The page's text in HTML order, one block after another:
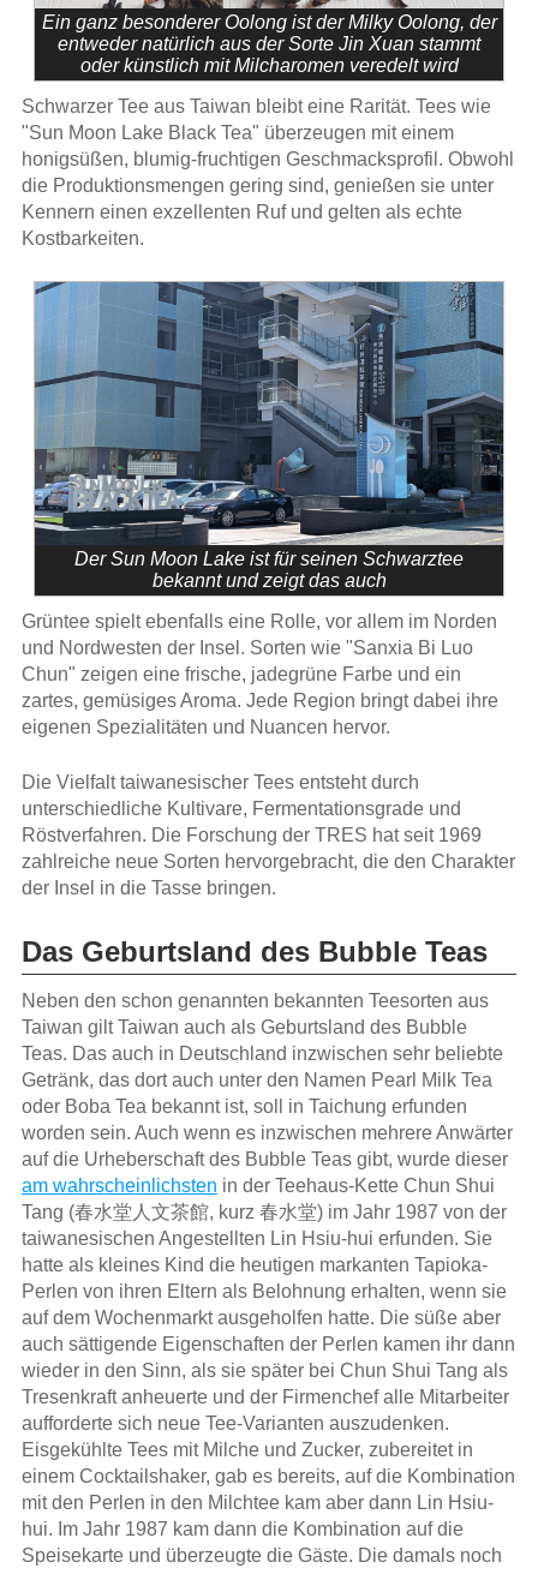
Ein ganz besonderer Oolong ist der Milky Oolong, der
entweder natürlich aus der Sorte Jin Xuan stammt
oder künstlich mit Milcharomen veredelt wird
Schwarzer Tee aus Taiwan bleibt eine Rarität. Tees wie
"Sun Moon Lake Black Tea" überzeugen mit einem
honigsüßen, blumig-fruchtigen Geschmacksprofil. Obwohl
die Produktionsmengen gering sind, genießen sie unter
Kennern einen exzellenten Ruf und gelten als echte
Kostbarkeiten.
Der Sun Moon Lake ist für seinen Schwarztee
bekannt und zeigt das auch
Grüntee spielt ebenfalls eine Rolle, vor allem im Norden
und Nordwesten der Insel. Sorten wie "Sanxia Bi Luo
Chun" zeigen eine frische, jadegrüne Farbe und ein
zartes, gemüsiges Aroma. Jede Region bringt dabei ihre
eigenen Spezialitäten und Nuancen hervor.
Die Vielfalt taiwanesischer Tees entsteht durch
unterschiedliche Kultivare, Fermentationsgrade und
Röstverfahren. Die Forschung der TRES hat seit 1969
zahlreiche neue Sorten hervorgebracht, die den Charakter
der Insel in die Tasse bringen.
Das Geburtsland des Bubble Teas
Neben den schon genannten bekannten Teesorten aus
Taiwan gilt Taiwan auch als Geburtsland des Bubble
Teas. Das auch in Deutschland inzwischen sehr beliebte
Getränk, das dort auch unter den Namen Pearl Milk Tea
oder Boba Tea bekannt ist, soll in Taichung erfunden
worden sein. Auch wenn es inzwischen mehrere Anwärter
auf die Urheberschaft des Bubble Teas gibt, wurde dieser
am wahrscheinlichsten in der Teehaus-Kette Chun Shui
Tang (春水堂人文茶館, kurz 春水堂) im Jahr 1987 von der
taiwanesischen Angestellten Lin Hsiu-hui erfunden. Sie
hatte als kleines Kind die heutigen markanten Tapioka-
Perlen von ihren Eltern als Belohnung erhalten, wenn sie
auf dem Wochenmarkt ausgeholfen hatte. Die süße aber
auch sättigende Eigenschaften der Perlen kamen ihr dann
wieder in den Sinn, als sie später bei Chun Shui Tang als
Tresenkraft anheuerte und der Firmenchef alle Mitarbeiter
aufforderte sich neue Tee-Varianten auszudenken.
Eisgekühlte Tees mit Milche und Zucker, zubereitet in
einem Cocktailshaker, gab es bereits, auf die Kombination
mit den Perlen in den Milchtee kam aber dann Lin Hsiu-
hui. Im Jahr 1987 kam dann die Kombination auf die
Speisekarte und überzeugte die Gäste. Die damals noch